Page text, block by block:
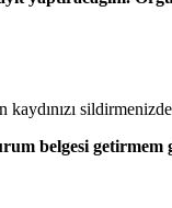
belgesi getirmem